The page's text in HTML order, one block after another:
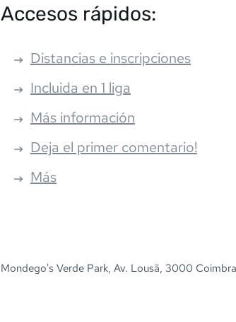
Accesos rápidos:
Distancias e inscripciones
Incluida en 1 liga
Más información
Deja el primer comentario!
Más
Mondego's Verde Park, Av. Lousã, 3000